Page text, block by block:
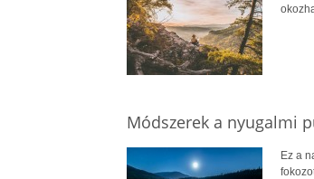
Módszerek a nyugalmi
Ez a